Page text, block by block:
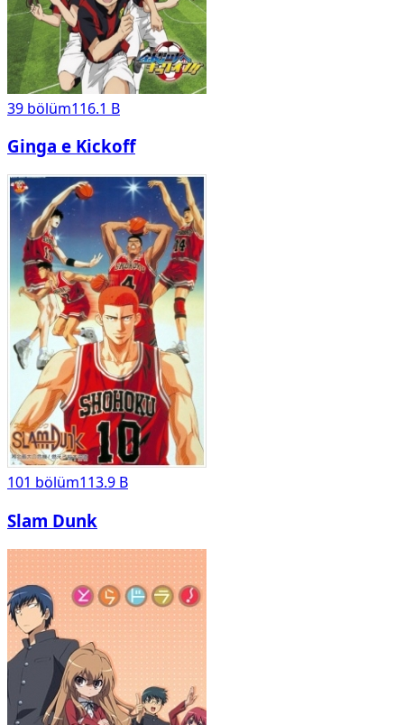
39 bölüm116.1 B
Ginga e Kickoff
101 bölüm113.9 B
Slam Dunk